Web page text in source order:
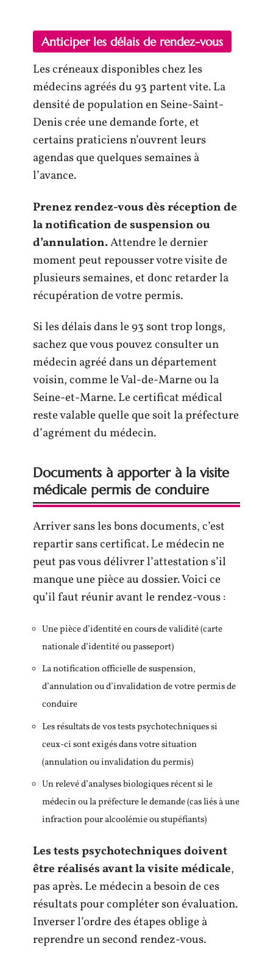
Anticiper les délais de rendez-vous
Les créneaux disponibles chez les
médecins agréés du 93 partent vite. La
densité de population en Seine-Saint-
Denis crée une demande forte, et
certains praticiens n’ouvrent leurs
agendas que quelques semaines à
l’avance.
Prenez rendez-vous dès réception de
la notification de suspension ou
d’annulation.Attendre le dernier
moment peut repousser votre visite de
plusieurs semaines, et donc retarder la
récupération de votre permis.
Si les délais dans le 93 sont trop longs,
sachez que vous pouvez consulter un
médecin agréé dans un département
voisin, comme le Val-de-Marne ou la
Seine-et-Marne. Le certificat médical
reste valable quelle que soit la préfecture
d’agrément du médecin.
Documents à apporter à la visite
médicale permis de conduire
Arriver sans les bons documents, c’est
repartir sans certificat. Le médecin ne
peut pas vous délivrer l’attestation s’il
manque une pièce au dossier. Voici ce
qu’il faut réunir avant le rendez-vous :
Une pièce d’identité en cours de validité (carte
nationale d’identité ou passeport)
La notification officielle de suspension,
d’annulation ou d’invalidation de votre permis de
conduire
Les résultats de vos tests psychotechniques si
ceux-ci sont exigés dans votre situation
(annulation ou invalidation du permis)
Un relevé d’analyses biologiques récent si le
médecin ou la préfecture le demande (cas liés à une
infraction pour alcoolémie ou stupéfiants)
Les tests psychotechniques doivent
être réalisés avant la visite médicale,
pas après. Le médecin a besoin de ces
résultats pour compléter son évaluation.
Inverser l’ordre des étapes oblige à
reprendre un second rendez-vous.